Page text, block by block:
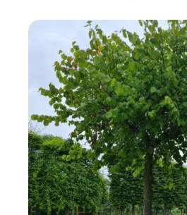
Deze
optie
kan
worden
op
de